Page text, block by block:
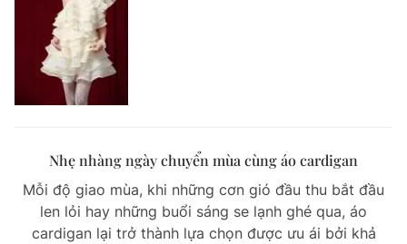
Nhẹ nhàng ngày chuyển mùa cùng áo cardigan
Mỗi độ giao mùa, khi những cơn gió đầu thu bắt đầu
len lỏi hay những buổi sáng se lạnh ghé qua, áo
cardigan lại trở thành lựa chọn được ưu ái bởi khả